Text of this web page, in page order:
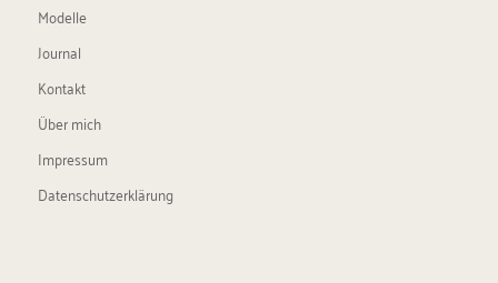
Modelle
Journal
Kontakt
Über mich
Impressum
Datenschutzerklärung